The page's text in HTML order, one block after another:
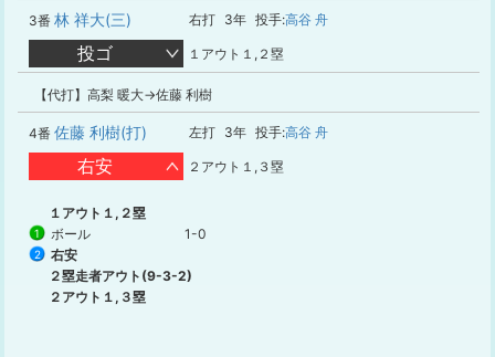
3番 林 祥大(三) 右打 3年 投手:高谷 舟
投ゴ １アウト１,２塁
【代打】高梨 暖大→佐藤 利樹
4番 佐藤 利樹(打) 左打 3年 投手:高谷 舟
右安 ２アウト１,３塁
１アウト１,２塁
1 ボール 1-0
2
右安
２塁走者アウト(9-3-2)
２アウト１,３塁